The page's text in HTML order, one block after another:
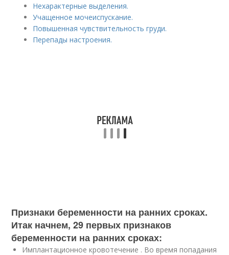
Нехарактерные выделения.
Учащенное мочеиспускание.
Повышенная чувствительность груди.
Перепады настроения.
Признаки беременности на ранних сроках.
Итак начнем, 29 первых признаков
беременности на ранних сроках:
Имплантационное кровотечение . Во время попадания